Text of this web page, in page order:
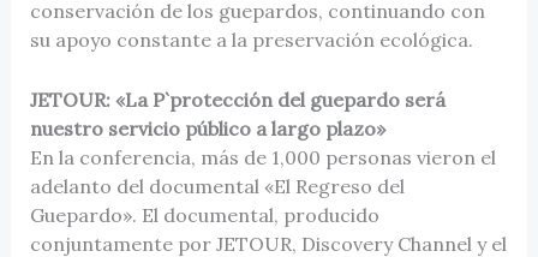
conservación de los guepardos, continuando con
su apoyo constante a la preservación ecológica.
JETOUR: «La P`protección del guepardo será
nuestro servicio público a largo plazo»
En la conferencia, más de 1,000 personas vieron el
adelanto del documental «El Regreso del
Guepardo». El documental, producido
conjuntamente por JETOUR, Discovery Channel y el